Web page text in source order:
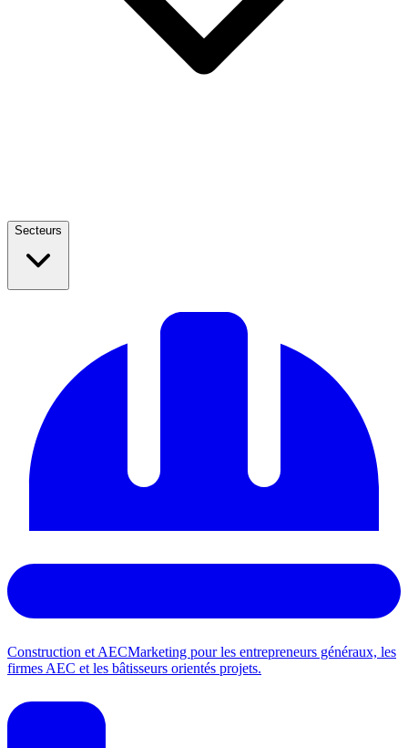
Secteurs
Construction et AECMarketing pour les entrepreneurs généraux, les
firmes AEC et les bâtisseurs orientés projets.